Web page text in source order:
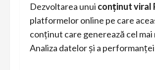
Dezvoltarea unui conținut viral
platformelor online pe care
conținut care generează cel
Analiza datelor și a